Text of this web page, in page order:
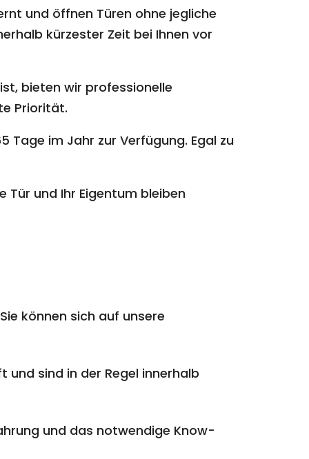
und öffnen Türen ohne jegliche
kürzester Zeit bei Ihnen vor
bieten wir professionelle
Priorität.
Tage im Jahr zur Verfügung. Egal zu
Tür und Ihr Eigentum bleiben
können sich auf unsere
sind in der Regel innerhalb
und das notwendige Know-